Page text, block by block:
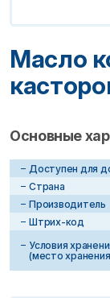
Масло
Основные
Доступен для
Страна
Производитель
Штрих-код
Условия
(место